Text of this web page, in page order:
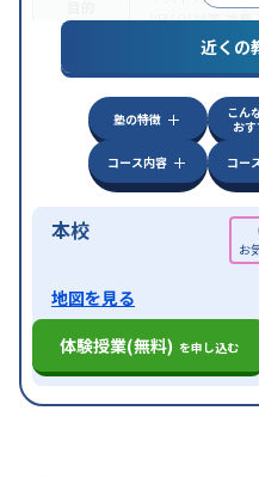
(旧AO)対策推薦
(漢字検定)対策
中高一貫校生に
可能不登校生に
オンライン対応
近くの
塾の特徴
こん
お
コース内容
コー
本校
地図を見る
体験授業(無料) を申し込む